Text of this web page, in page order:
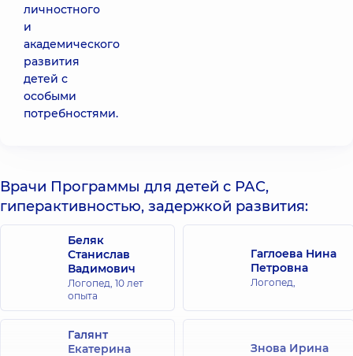
личностного
и
академического
развития
детей с
особыми
потребностями.
Врачи Программы для детей с РАС,
гиперактивностью, задержкой развития:
Беляк
Станислав
Вадимович
Логопед, 10 лет
опыта
Гаглоева Нина
Петровна
Логопед,
Галянт
Екатерина
Знова Ирина